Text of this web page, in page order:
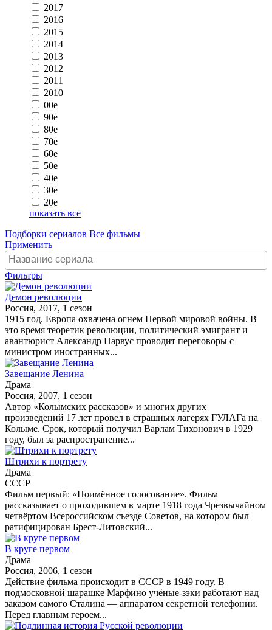
2017
2016
2015
2014
2013
2012
2011
2010
00e
90e
80e
70e
60e
50e
40e
30e
20e
показать все
Подборки сериалов Все фильмы
Применить
Фильтры
Демон революции
Россия, 2017, 1 сезон
1915 год. Европа охвачена огнем Первой мировой войны. В
это время теоретик революции, политический эмигрант и
авантюрист Александр Парвус проводит переговоры с
министром иностранных...
Завещание Ленина
Драма
Россия, 2007, 1 сезон
Автор «Колымских рассказов» и многих других
произведений 17 лет провел в страшных лагерях ГУЛАГа на
Колыме. Срок, который получил Варлам Тихонович в 1929
году, был за распространение...
Штрихи к портрету
Драма
СССР
Фильм первый: «Поимённое голосование». Фильм
рассказывает о проходившем в марте 1918 года Чрезвычайном
четвёртом Всероссийском съезде Советов, на котором был
ратифицирован Брест-Литовский...
В круге первом
Драма
Россия, 2006, 1 сезон
Действие фильма происходит в СССР в 1949 году. В
подмосковной шарашке Марфино учёные-зэки работают над
заказом самого Сталина — аппаратом секретной телефонии.
Перед главным героем...